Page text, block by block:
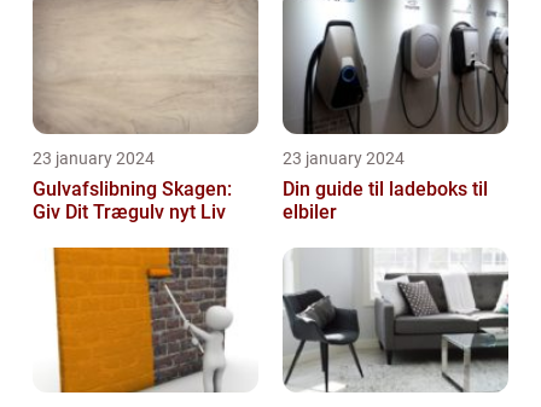
23 january 2024
Gulvafslibning Skagen:
Giv Dit Trægulv nyt Liv
23 january 2024
Din guide til ladeboks til
elbiler